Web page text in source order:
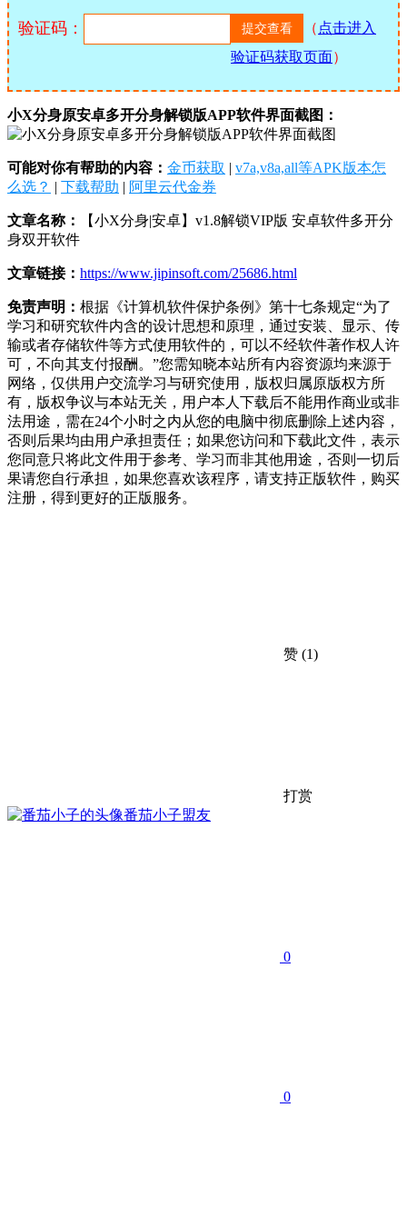
验证码： （ 点击进入
验证码获取页面）
小X分身原安卓多开分身解锁版APP软件界面截图：
可能对你有帮助的内容： 金币获取 | v7a,v8a,all等APK版本怎
么选？ | 下载帮助 | 阿里云代金券
文章名称：
【小X分身|安卓】v1.8解锁VIP版 安卓软件多开分
身双开软件
文章链接： https://www.jipinsoft.com/25686.html
免责声明： 根据《计算机软件保护条例》第十七条规定“为了
学习和研究软件内含的设计思想和原理，通过安装、显示、传
输或者存储软件等方式使用软件的，可以不经软件著作权人许
可，不向其支付报酬。”您需知晓本站所有内容资源均来源于
网络，仅供用户交流学习与研究使用，版权归属原版权方所
有，版权争议与本站无关，用户本人下载后不能用作商业或非
法用途，需在24个小时之内从您的电脑中彻底删除上述内容，
否则后果均由用户承担责任；如果您访问和下载此文件，表示
您同意只将此文件用于参考、学习而非其他用途，否则一切后
果请您自行承担，如果您喜欢该程序，请支持正版软件，购买
注册，得到更好的正版服务。
赞 (1)
打赏
番茄小子盟友
0
0